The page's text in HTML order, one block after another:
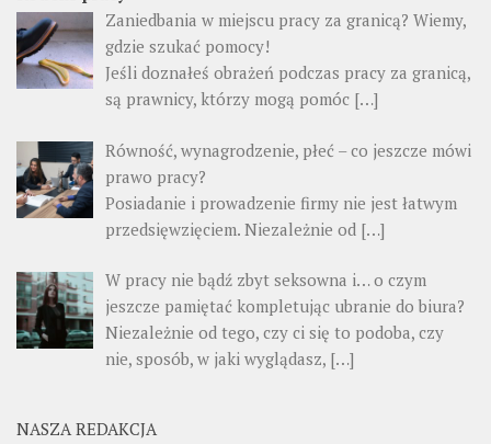
Zaniedbania w miejscu pracy za granicą? Wiemy,
gdzie szukać pomocy!
Jeśli doznałeś obrażeń podczas pracy za granicą,
są prawnicy, którzy mogą pomóc […]
Równość, wynagrodzenie, płeć – co jeszcze mówi
prawo pracy?
Posiadanie i prowadzenie firmy nie jest łatwym
przedsięwzięciem. Niezależnie od […]
W pracy nie bądź zbyt seksowna i… o czym
jeszcze pamiętać kompletując ubranie do biura?
Niezależnie od tego, czy ci się to podoba, czy
nie, sposób, w jaki wyglądasz, […]
NASZA REDAKCJA